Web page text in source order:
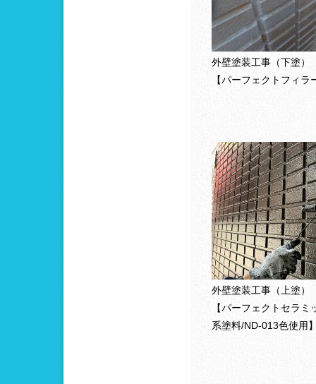
外壁塗装工事（下塗）
【パーフェクトフィラ
外壁塗装工事（上塗）
【パーフェクトセラ
系塗料/ND-013色使用